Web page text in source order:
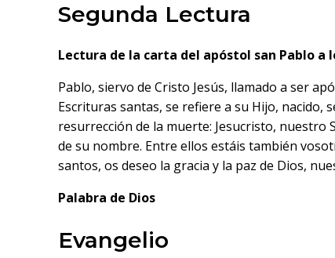
Segunda Lectura
Lectura de la carta del apóstol san Pablo a
Pablo, siervo de Cristo Jesús, llamado a ser
Escrituras santas, se refiere a su Hijo, nacido,
resurrección de la muerte: Jesucristo,
de su nombre. Entre ellos estáis también
santos, os deseo la gracia y la paz de Dios,
Palabra de Dios
Evangelio